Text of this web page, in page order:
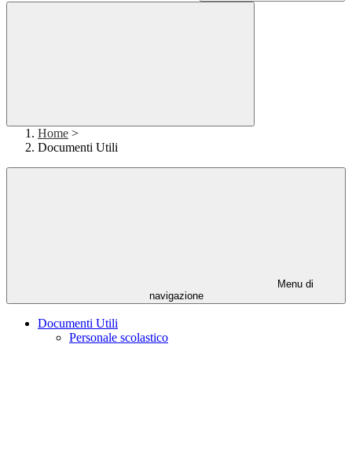
Home >
Documenti Utili
Menu di
navigazione
Documenti Utili
Personale scolastico